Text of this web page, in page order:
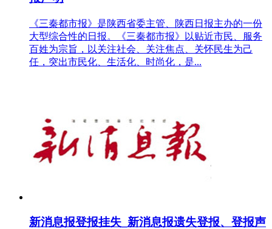
《三秦都市报》是陕西省委主管、陕西日报主办的一份
大型综合性的日报。《三秦都市报》以贴近市民、服务
百姓为宗旨，以关注社会、关注焦点、关怀民生为己
任，突出市民化、生活化、时尚化，是...
新消息报登报挂失_新消息报遗失登报、登报声